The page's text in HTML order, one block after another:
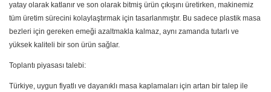
yatay olarak katlanır ve son olarak bitmiş ürün çıkışını üretirken, makinemiz
tüm üretim sürecini kolaylaştırmak için tasarlanmıştır. Bu sadece plastik masa
bezleri için gereken emeği azaltmakla kalmaz, aynı zamanda tutarlı ve
yüksek kaliteli bir son ürün sağlar.
Toplantı piyasası talebi:
Türkiye, uygun fiyatlı ve dayanıklı masa kaplamaları için artan bir talep ile